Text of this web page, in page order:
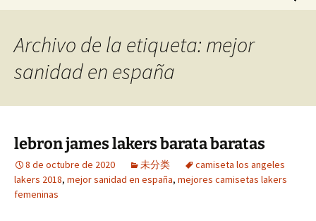
Archivo de la etiqueta: mejor
sanidad en españa
lebron james lakers barata baratas
8 de octubre de 2020 未分类
camiseta los angeles
lakers 2018, mejor sanidad en españa, mejores camisetas lakers
femeninas